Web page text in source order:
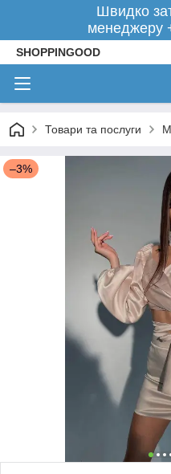
Швидко
менеджеру
SHOPPINGOOD
Товари та послуги
–3%